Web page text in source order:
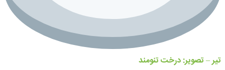
تیر – تصویر: درخت تنومند